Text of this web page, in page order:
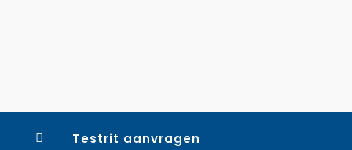
 Testrit aanvragen